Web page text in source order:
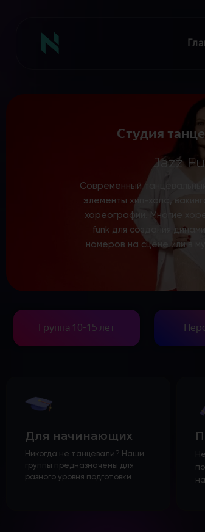
Сертификаты
Съемка танцев
Девичник
Сочи 2024
Сочи 2024
Контакты
Приложение
Online
Студия
Jazz
Современный
элементы хип-хопа,
хореографии. Многие
funk для создания
номеров на сцене или в
Группа 10-15 лет
Для начинающих
Никогда не танцевали? Наши
группы предназначены для
разного уровня подготовки